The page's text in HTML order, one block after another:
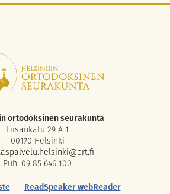
ortodoksinen seurakunta
Liisankatu 29 A 1
00170 Helsinki
Puh. 09 85 646 100
ReadSpeaker webReader